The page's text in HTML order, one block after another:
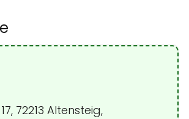
72213 Altensteig,